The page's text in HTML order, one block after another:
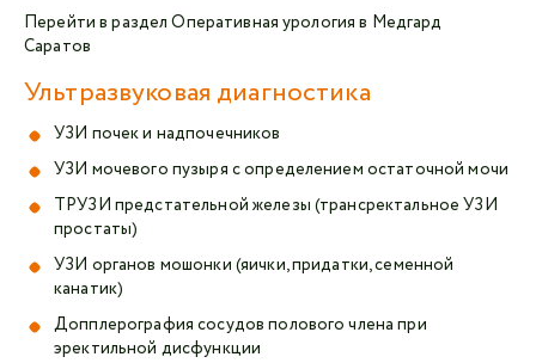
Перейти в раздел Оперативная урология в Медгард
Саратов
Ультразвуковая диагностика
УЗИ почек и надпочечников
УЗИ мочевого пузыря с определением остаточной мочи
ТРУЗИ предстательной железы (трансректальное УЗИ
простаты)
УЗИ органов мошонки (яички, придатки, семенной
канатик)
Допплерография сосудов полового члена при
эректильной дисфункции